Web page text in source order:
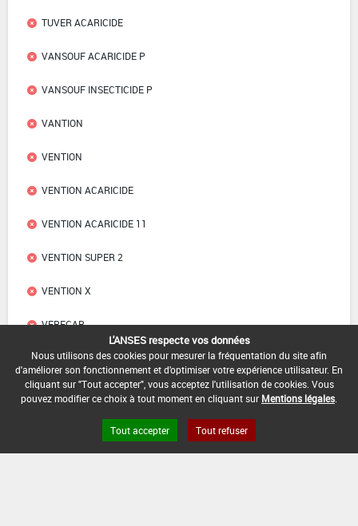
TUVER ACARICIDE
VANSOUF ACARICIDE P
VANSOUF INSECTICIDE P
VANTION
VENTION
VENTION ACARICIDE
VENTION ACARICIDE 11
VENTION SUPER 2
VENTION X
VERECAR
VERECAR T
VERFOR
L'ANSES respecte vos données
Nous utilisons des cookies pour mesurer la fréquentation du site afin
d'améliorer son fonctionnement et d'optimiser votre expérience utilisateur. En
cliquant sur "Tout accepter", vous acceptez l'utilisation de cookies. Vous
pouvez modifier ce choix à tout moment en cliquant sur Mentions légales
Tout accepter Tout refuser